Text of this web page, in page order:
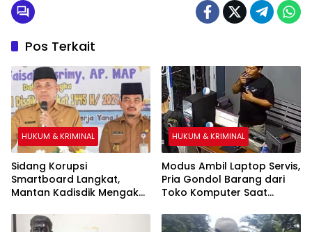
Pos Terkait
HUKUM & KRIMINAL
Sidang Korupsi
Smartboard Langkat,
Mantan Kadisdik Mengaku
Rp1 Miliar kepada Eks Pj
HUKUM & KRIMINAL
Modus Ambil Laptop Servis,
Pria Gondol Barang dari
Toko Komputer Saat